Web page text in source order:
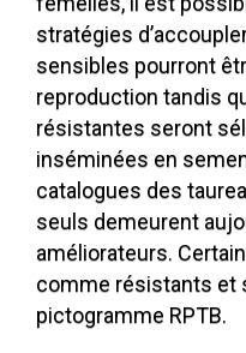
stratégies
sensibles pourront
reproduction tandis
résistantes seront
inséminées en
catalogues des
seuls demeurent
améliorateurs.
comme résistants et
pictogramme RPTB.